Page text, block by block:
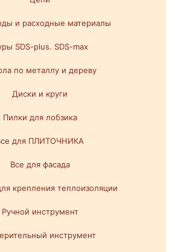
и расходные материалы
SDS-plus. SDS-max
по металлу и дереву
Диски и круги
Пилки для лобзика
для ПЛИТОЧНИКА
Все для фасада
крепления теплоизоляции
Ручной инструмент
инструмент